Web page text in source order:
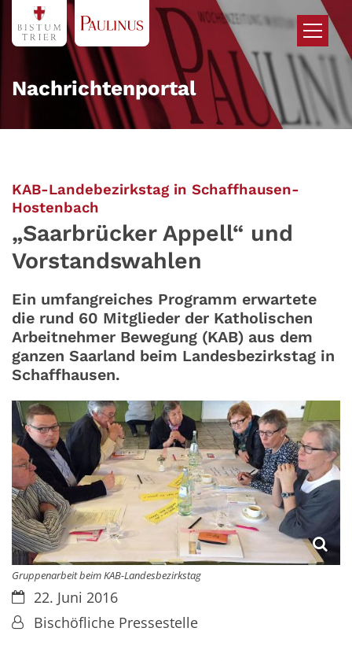
Zum Inhalt springen
Nachrichtenportal
KAB-Landebezirkstag in Schaffhausen-
Hostenbach
„Saarbrücker Appell“ und
Vorstandswahlen
Ein umfangreiches Programm erwartete
die rund 60 Mitglieder der Katholischen
Arbeitnehmer Bewegung (KAB) aus dem
ganzen Saarland beim Landesbezirkstag in
Schaffhausen.
Gruppenarbeit beim KAB-Landesbezirkstag
Datum:22. Juni 2016
Von:Bischöfliche Pressestelle